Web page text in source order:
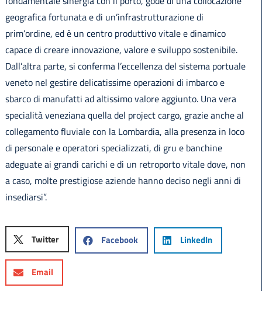
geografica fortunata e di un’infrastrutturazione di
prim’ordine, ed è un centro produttivo vitale e dinamico
capace di creare innovazione, valore e sviluppo sostenibile.
Dall’altra parte, si conferma l’eccellenza del sistema portuale
veneto nel gestire delicatissime operazioni di imbarco e
sbarco di manufatti ad altissimo valore aggiunto. Una vera
specialità veneziana quella del project cargo, grazie anche al
collegamento fluviale con la Lombardia, alla presenza in loco
di personale e operatori specializzati, di gru e banchine
adeguate ai grandi carichi e di un retroporto vitale dove, non
a caso, molte prestigiose aziende hanno deciso negli anni di
insediarsi”.
Twitter Facebook LinkedIn
Email